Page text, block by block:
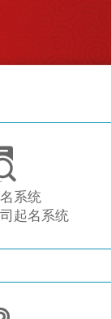
系统
起名系统